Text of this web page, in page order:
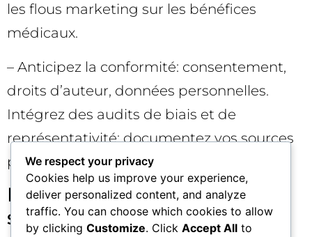
les flous marketing sur les bénéfices
médicaux.
– Anticipez la conformité: consentement,
droits d’auteur, données personnelles.
Intégrez des audits de biais et de
représentativité; documentez vos sources
pour chaque affirmation de santé.
Mesurer l’impact: KPIs à
suivre
We respect your privacy
Cookies help us improve your experience,
deliver personalized content, and analyze
traffic. You can choose which cookies to allow
by clicking Customize. Click Accept All to